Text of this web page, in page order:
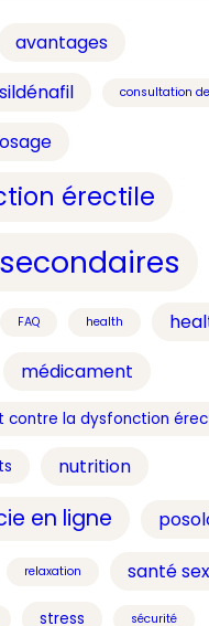
avantages
consultation
érectile
FAQ health
médicament
contre la dysfonction
nutrition
en ligne
relaxation santé
stress sécurité